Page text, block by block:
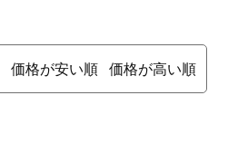
価格が安い順 価格が高い順